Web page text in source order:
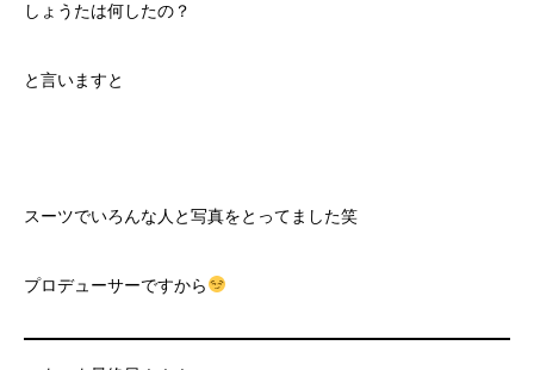
しょうたは何したの？
と言いますと
スーツでいろんな人と写真をとってました笑
プロデューサーですから